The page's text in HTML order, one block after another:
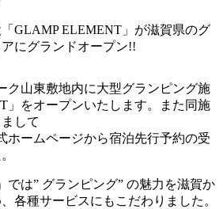
GLAMP ELEMENT」が滋賀県のグ
にグランドオープン!!
ク山東敷地内に大型グランピング施
」をオープンいたします。また同施
して
ホームページから宿泊先行予約の受
では” グランピング” の魅力を滋賀か
各種サービスにもこだわりました。